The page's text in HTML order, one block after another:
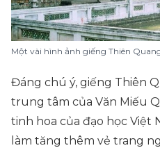
Một vài hình ảnh giếng Thiên
Đáng chú ý, giếng Thiên
trung tâm của Văn Miếu
tinh hoa của đạo học Việt
làm tăng thêm vẻ trang